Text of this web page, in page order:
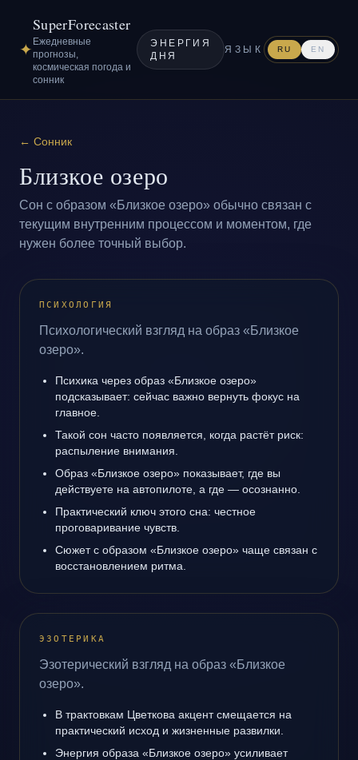
✦
SuperForecaster
Ежедневные
прогнозы,
космическая погода и
сонник
ЭНЕРГИЯ
ДНЯ
ЯЗЫК RU EN
← Сонник
Близкое озеро
Сон с образом «Близкое озеро» обычно связан с
текущим внутренним процессом и моментом, где
нужен более точный выбор.
ПСИХОЛОГИЯ
Психологический взгляд на образ «Близкое
озеро».
Психика через образ «Близкое озеро»
подсказывает: сейчас важно вернуть фокус на
главное.
Такой сон часто появляется, когда растёт риск:
распыление внимания.
Образ «Близкое озеро» показывает, где вы
действуете на автопилоте, а где — осознанно.
Практический ключ этого сна: честное
проговаривание чувств.
Сюжет с образом «Близкое озеро» чаще связан с
восстановлением ритма.
ЭЗОТЕРИКА
Эзотерический взгляд на образ «Близкое
озеро».
В трактовкам Цветкова акцент смещается на
практический исход и жизненные развилки.
Энергия образа «Близкое озеро» усиливает